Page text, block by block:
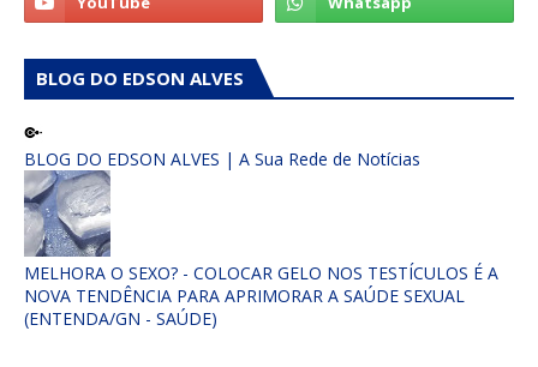
BLOG DO EDSON ALVES
BLOG DO EDSON ALVES | A Sua Rede de Notícias
MELHORA O SEXO? - COLOCAR GELO NOS TESTÍCULOS É A
NOVA TENDÊNCIA PARA APRIMORAR A SAÚDE SEXUAL
(ENTENDA/GN - SAÚDE)